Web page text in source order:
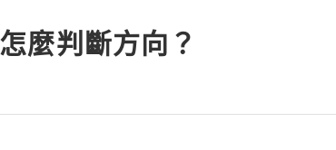
麼判斷方向？